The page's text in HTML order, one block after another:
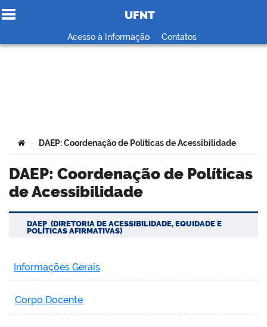
Ir para o conteúdo
UFNT
Acesso à Informação Contatos
Você está aqui:
> DAEP: Coordenação de Políticas de Acessibilidade
DAEP: Coordenação de Políticas
de Acessibilidade
DAEP (DIRETORIA DE ACESSIBILIDADE, EQUIDADE E
POLÍTICAS AFIRMATIVAS)
Informações Gerais
Corpo Docente